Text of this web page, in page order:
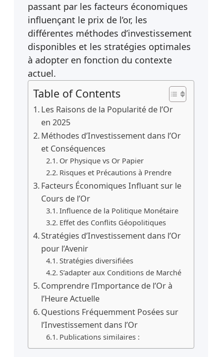
passant par les facteurs économiques
influençant le prix de l’or, les
différentes méthodes d’investissement
disponibles et les stratégies optimales
à adopter en fonction du contexte
actuel.
Table of Contents
Les Raisons de la Popularité de l’Or
en 2025
Méthodes d’Investissement dans l’Or
et Conséquences
Or Physique vs Or Papier
Risques et Précautions à Prendre
Facteurs Économiques Influant sur le
Cours de l’Or
Influence de la Politique Monétaire
Effet des Conflits Géopolitiques
Stratégies d’Investissement dans l’Or
pour l’Avenir
Stratégies diversifiées
S’adapter aux Conditions de Marché
Comprendre l’Importance de l’Or à
l’Heure Actuelle
Questions Fréquemment Posées sur
l’Investissement dans l’Or
Publications similaires :